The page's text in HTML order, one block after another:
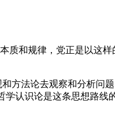
质和规律，党正是以这
方法论去观察和分析问题
认识论是这条思想路线